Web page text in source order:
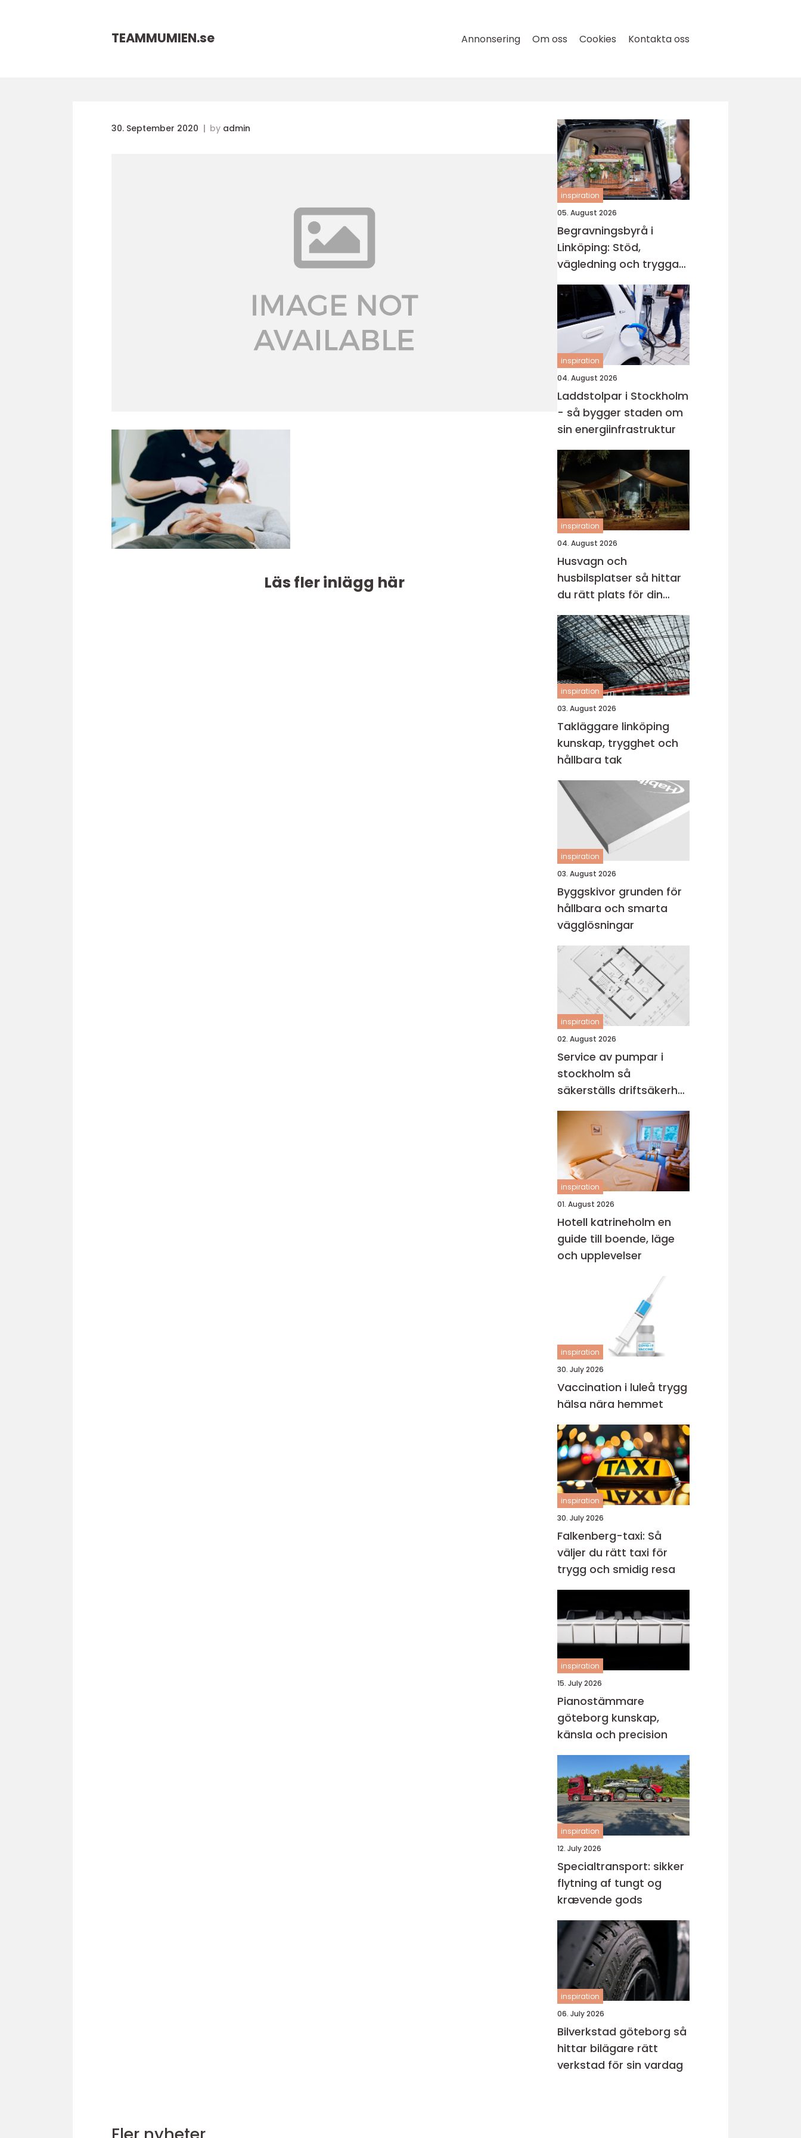
TEAMMUMIEN.se Annonsering Om oss Cookies Kontakta oss
30. September 2020 by admin
Läs fler inlägg här
inspiration
05. August 2026
Begravningsbyrå i
Linköping: Stöd,
vägledning och trygga
val i en svår tid
inspiration
04. August 2026
Laddstolpar i Stockholm
- så bygger staden om
sin energiinfrastruktur
inspiration
04. August 2026
Husvagn och
husbilsplatser så hittar
du rätt plats för din
nästa resa
inspiration
03. August 2026
Takläggare linköping
kunskap, trygghet och
hållbara tak
inspiration
03. August 2026
Byggskivor grunden för
hållbara och smarta
vägglösningar
inspiration
02. August 2026
Service av pumpar i
stockholm så
säkerställs driftsäkerhet
och ekonomi
inspiration
01. August 2026
Hotell katrineholm en
guide till boende, läge
och upplevelser
inspiration
30. July 2026
Vaccination i luleå trygg
hälsa nära hemmet
inspiration
30. July 2026
Falkenberg-taxi: Så
väljer du rätt taxi för
trygg och smidig resa
inspiration
15. July 2026
Pianostämmare
göteborg kunskap,
känsla och precision
inspiration
12. July 2026
Specialtransport: sikker
flytning af tungt og
krævende gods
inspiration
06. July 2026
Bilverkstad göteborg så
hittar bilägare rätt
verkstad för sin vardag